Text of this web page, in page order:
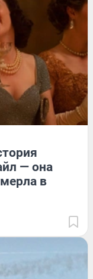
— она
в